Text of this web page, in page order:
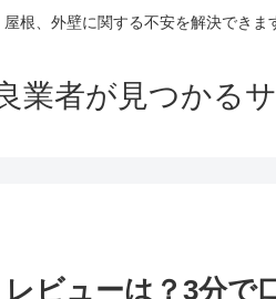
屋根、外壁に関する不安を解決できま
業者が見つかる
ビューは？3分で